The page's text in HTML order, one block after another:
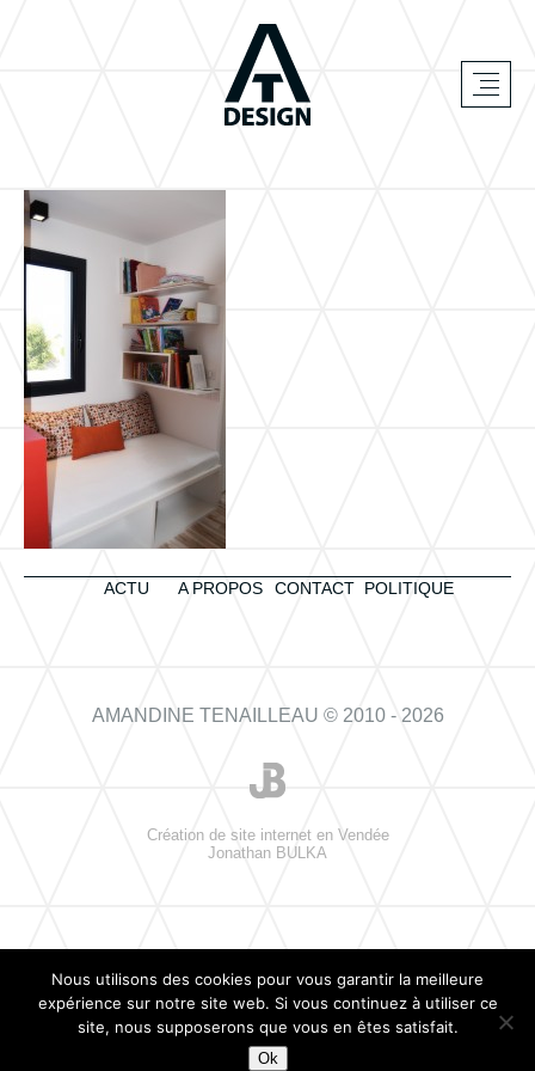
ACTU A PROPOS CONTACT POLITIQUE
AMANDINE TENAILLEAU © 2010 - 2026
Création de site internet en Vendée
Jonathan BULKA
Nous utilisons des cookies pour vous garantir la meilleure
expérience sur notre site web. Si vous continuez à utiliser ce
site, nous supposerons que vous en êtes satisfait.
Ok